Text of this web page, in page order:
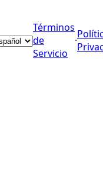
Términos
de
Servicio
·